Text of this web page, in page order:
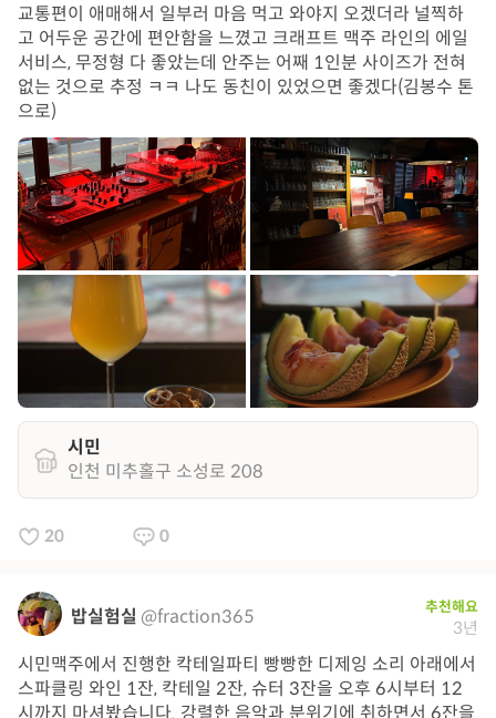
교통편이 애매해서 일부러 마음 먹고 와야지 오겠더라 널찍하
고 어두운 공간에 편안함을 느꼈고 크래프트 맥주 라인의 에일
서비스, 무정형 다 좋았는데 안주는 어째 1인분 사이즈가 전혀
없는 것으로 추정 ㅋㅋ 나도 동친이 있었으면 좋겠다(김봉수 톤
으로)
시민
인천 미추홀구 소성로 208
20 0
밥실험실 @fraction365 추천해요
3년
시민맥주에서 진행한 칵테일파티 빵빵한 디제잉 소리 아래에서
스파클링 와인 1잔, 칵테일 2잔, 슈터 3잔을 오후 6시부터 12
시까지 마셔봤습니다. 강렬한 음악과 분위기에 취하면서 6잔을